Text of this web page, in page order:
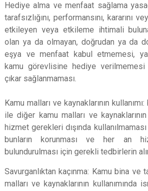
Hediye alma ve menfaat sağlama
tarafsızlığını, performansını, kararını
etkileyen veya etkileme ihtimali
olan ya da olmayan, doğrudan ya da
eşya ve menfaat kabul etmemesi,
kamu görevlisine hediye
çıkar sağlanmaması.
Kamu malları ve kaynaklarının kullanımı:
ile diğer kamu malları ve
hizmet gerekleri dışında kullanılmaması
bunların korunması ve her an
bulundurulması için gerekli tedbirlerin
Savurganlıktan kaçınma: Kamu bina ve
malları ve kaynaklarının kullanımında